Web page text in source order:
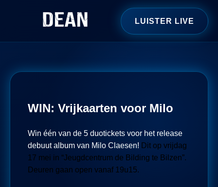
LUISTER LIVE
WIN: Vrijkaarten voor Milo
Win één van de 5 duotickets voor het release
debuut album van Milo Claesen! Dit op vrijdag
17 mei in “Jeugdcentrum de Bilding te Bilzen”.
Deuren gaan open vanaf 19u15.